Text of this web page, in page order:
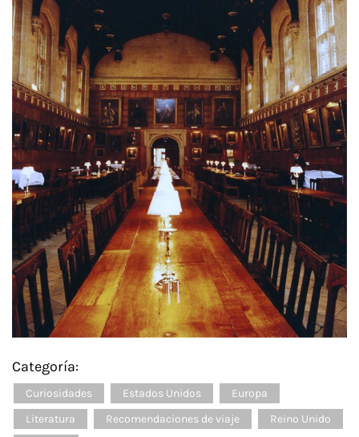
Categoría:
Curiosidades Estados Unidos
Europa
Literatura
Recomendaciones de viaje
Reino Unido